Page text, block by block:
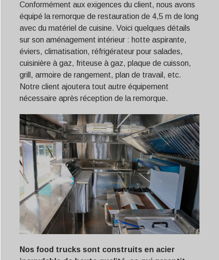
Conformément aux exigences du client, nous avons
équipé la remorque de restauration de 4,5 m de long
avec du matériel de cuisine. Voici quelques détails
sur son aménagement intérieur : hotte aspirante,
éviers, climatisation, réfrigérateur pour salades,
cuisinière à gaz, friteuse à gaz, plaque de cuisson,
grill, armoire de rangement, plan de travail, etc.
Notre client ajoutera tout autre équipement
nécessaire après réception de la remorque.
Nos food trucks sont construits en acier